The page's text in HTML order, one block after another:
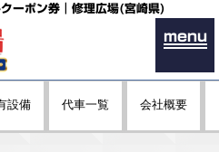
ーポン券｜修理広場(宮崎県)
menu
設備 代車一覧 会社概要